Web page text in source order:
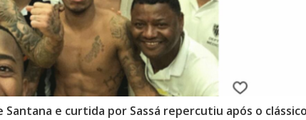
e curtida por Sassá repercutiu após o clássico